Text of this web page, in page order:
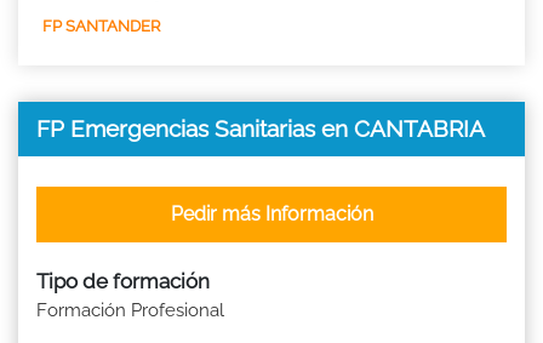
FP SANTANDER
FP Emergencias Sanitarias en CANTABRIA
Tipo de formación
Formación Profesional
Pedir más Información